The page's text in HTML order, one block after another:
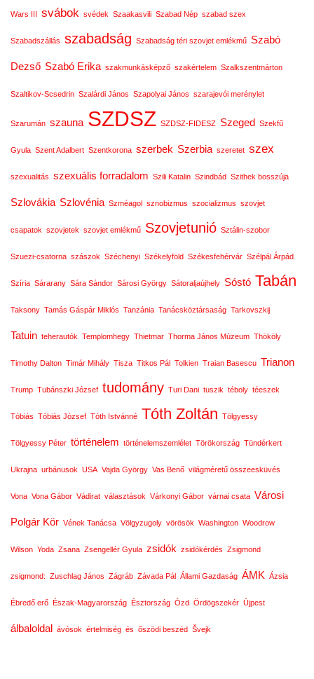
Wars III svábok svédek Szaakasvili Szabad Nép szabad szex
Szabadszállás szabadság Szabadság téri szovjet emlékmű Szabó
Dezső Szabó Erika szakmunkásképző szakértelem Szalkszentmárton
Szaltikov-Scsedrin Szalárdi János Szapolyai János szarajevói merénylet
Szarumán szauna SZDSZ SZDSZ-FIDESZ Szeged Szekfű
Gyula Szent Adalbert Szentkorona szerbek Szerbia szeretet szex
szexualitás szexuális forradalom Szili Katalin Szindbád Szithek bosszúja
Szlovákia Szlovénia Szméagol sznobizmus szocializmus szovjet
csapatok szovjetek szovjet emlékmű Szovjetunió Sztálin-szobor
Szuezi-csatorna szászok Széchenyi Székelyföld Székesfehérvár Szélpál Árpád
Szíria Sárarany Sára Sándor Sárosi György Sátoraljaújhely Sóstó Tabán
Taksony Tamás Gáspár Miklós Tanzánia Tanácsköztársaság Tarkovszkij
Tatuin teherautók Templomhegy Thietmar Thorma János Múzeum Thököly
Timothy Dalton Timár Mihály Tisza Titkos Pál Tolkien Traian Basescu Trianon
Trump Tubánszki József tudomány Turi Dani tuszik téboly téeszek
Tóbiás Tóbiás József Tóth Istvánné Tóth Zoltán Tölgyessy
Tölgyessy Péter történelem történelemszemlélet Törökország Tündérkert
Ukrajna urbánusok USA Vajda György Vas Benő világméretű összeesküvés
Vona Vona Gábor Vádirat választások Várkonyi Gábor várnai csata Városi
Polgár Kör Vének Tanácsa Völgyzugoly vörösök Washington Woodrow
Wilson Yoda Zsana Zsengellér Gyula zsidók zsidókérdés Zsigmond
zsigmond: Zuschlag János Zágráb Závada Pál Állami Gazdaság ÁMK Ázsia
Ébredő erő Észak-Magyarország Észtország Ózd Ördögszekér Újpest
álbaloldal ávósok értelmiség és őszödi beszéd Švejk